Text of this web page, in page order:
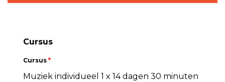
Cursus
Cursus *
Muziek individueel 1 x 14 dagen 30 minuten